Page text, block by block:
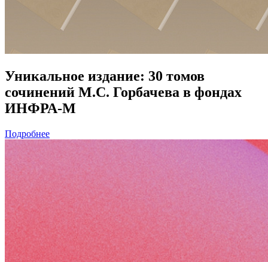
Уникальное издание: 30 томов
сочинений М.С. Горбачева в фондах
ИНФРА-М
Подробнее